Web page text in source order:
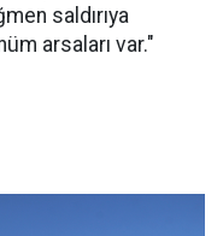
saldırıya
arsaları var."